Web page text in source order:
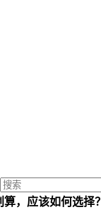
，应该如何选择？